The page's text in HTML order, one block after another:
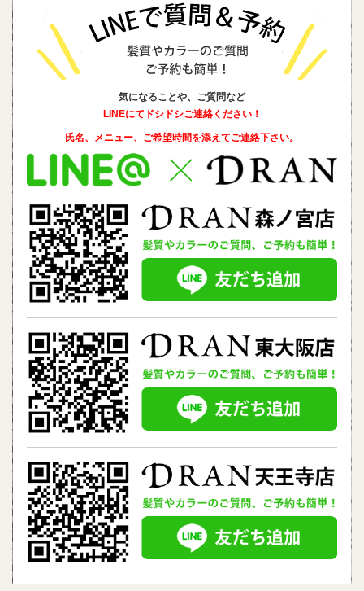
気になることや、ご質問など
LINEにてドシドシご連絡ください！
氏名、メニュー、ご希望時間を添えてご連絡下さい。